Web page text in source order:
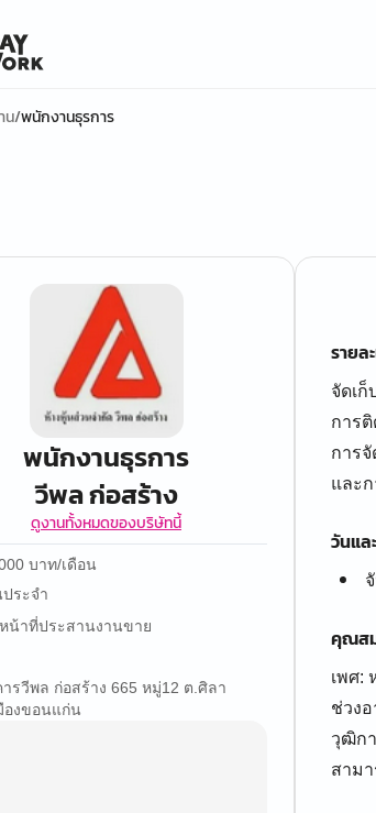
น/พนักงานธุรการ
พนักงานธุรการ
วีพล ก่อสร้าง
ดูงานทั้งหมดของบริษัทนี้
บาท/เดือน
ประจำ
หน้าที่ประสานงานขาย
ารวีพล ก่อสร้าง 665 หมู่12 ต.ศิลา
องขอนแก่น
รายล
จัดเก็
การ
การ
และ
วันแล
คุณส
เพศ:
ช่วงอ
วุฒิก
สาม